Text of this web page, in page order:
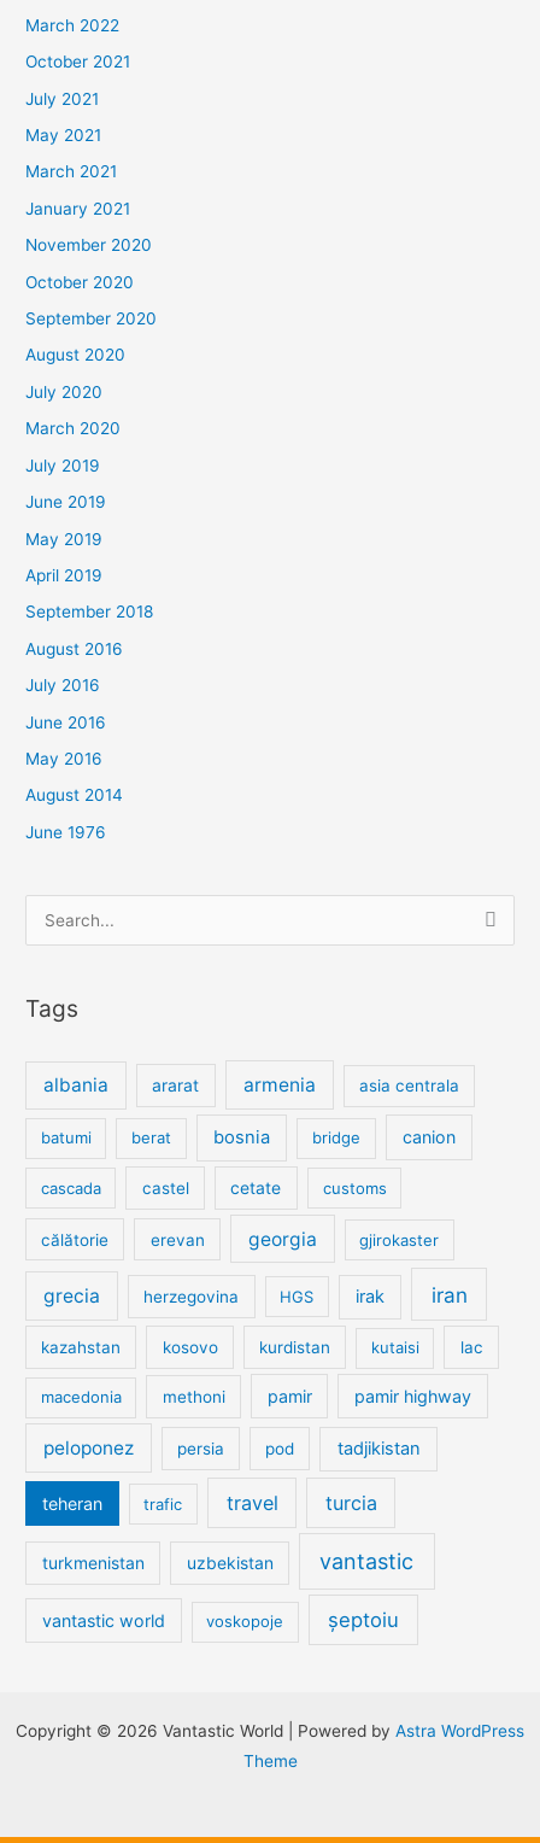
March 2022
October 2021
July 2021
May 2021
March 2021
January 2021
November 2020
October 2020
September 2020
August 2020
July 2020
March 2020
July 2019
June 2019
May 2019
April 2019
September 2018
August 2016
July 2016
June 2016
May 2016
August 2014
June 1976
for:
Tags
albania ararat armenia asia centrala
batumi berat bosnia bridge canion
cascada castel cetate customs
călătorie erevan georgia gjirokaster
grecia herzegovina HGS irak iran
kazahstan kosovo kurdistan kutaisi lac
macedonia methoni pamir pamir highway
peloponez persia pod tadjikistan
teheran trafic travel turcia
turkmenistan uzbekistan vantastic
vantastic world voskopoje șeptoiu
Copyright © 2026 Vantastic World | Powered by Astra WordPress
Theme